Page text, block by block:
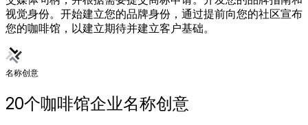
视觉身份。开始建立您的品牌身份，通过提前向您的社区宣布
您的咖啡馆，以建立期待并建立客户基础。
名称创意
20个咖啡馆企业名称创意